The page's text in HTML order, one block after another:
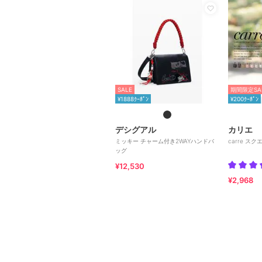
SALE
¥1888ｸｰﾎﾟﾝ
デシグアル
ミッキー チャーム付き2WAYハンドバ
ッグ
¥12,530
期間限定
¥200ｸｰﾎﾟﾝ
カリエ
carre スク
¥2,968